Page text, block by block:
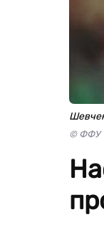
© ФФУ